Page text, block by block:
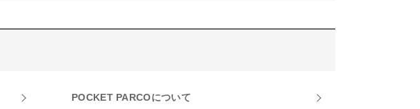
POCKET PARCOについて